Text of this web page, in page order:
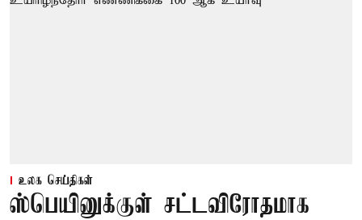
உலக செய்திகள்
ஸ்பெயினுக்குள் சட்டவிரோதமாக